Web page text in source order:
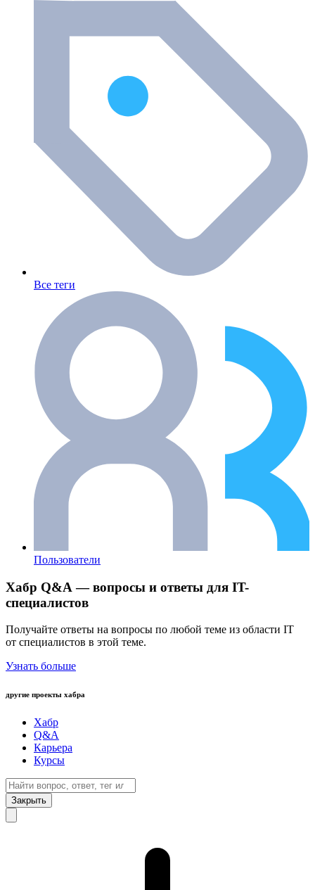
Все теги
Пользователи
Хабр Q&A — вопросы и ответы для IT-
специалистов
Получайте ответы на вопросы по любой теме из области IT
от специалистов в этой теме.
Узнать больше
другие проекты хабра
Хабр
Q&A
Карьера
Курсы
Закрыть